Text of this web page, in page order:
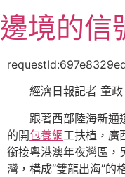
至
主
邊境的信
經濟日報記者 童
跟著西部陸海新通
的開包養網工扶植，廣
銜接粵港澳年夜灣區，
灣，構成“雙龍出海”的